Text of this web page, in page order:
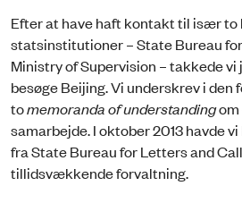
Efter at have haft kontakt til især to
statsinstitutioner – State Bureau
Ministry of Supervision – takkede
besøge Beijing. Vi underskrev i den
tomemoranda of understanding
samarbejde. I oktober 2013 havde
fra State Bureau for Letters and
tillidsvækkende forvaltning.